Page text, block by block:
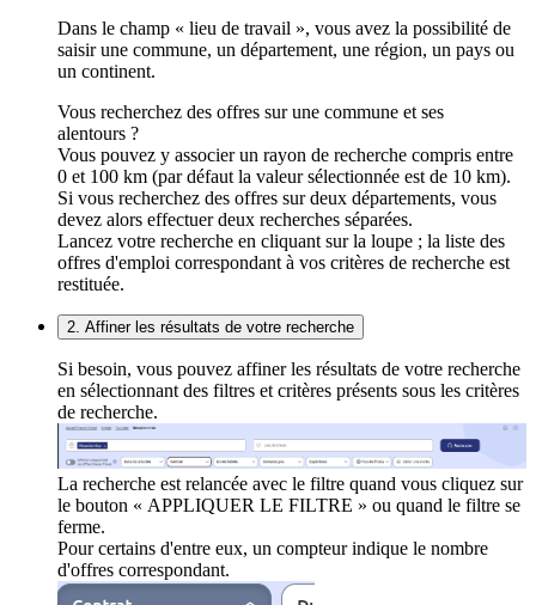
Dans le champ « lieu de travail », vous avez la possibilité de
saisir une commune, un département, une région, un pays ou
un continent.
Vous recherchez des offres sur une commune et ses
alentours ?
Vous pouvez y associer un rayon de recherche compris entre
0 et 100 km (par défaut la valeur sélectionnée est de 10 km).
Si vous recherchez des offres sur deux départements, vous
devez alors effectuer deux recherches séparées.
Lancez votre recherche en cliquant sur la loupe ; la liste des
offres d'emploi correspondant à vos critères de recherche est
restituée.
2. Affiner les résultats de votre recherche
Si besoin, vous pouvez affiner les résultats de votre recherche
en sélectionnant des filtres et critères présents sous les critères
de recherche.
La recherche est relancée avec le filtre quand vous cliquez sur
le bouton « APPLIQUER LE FILTRE » ou quand le filtre se
ferme.
Pour certains d'entre eux, un compteur indique le nombre
d'offres correspondant.